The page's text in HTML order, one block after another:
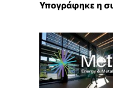
Υπογράφηκε η